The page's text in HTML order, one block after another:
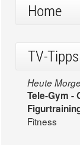
Home
TV-Tipps
Heute
Tele-Gym -
Fitness